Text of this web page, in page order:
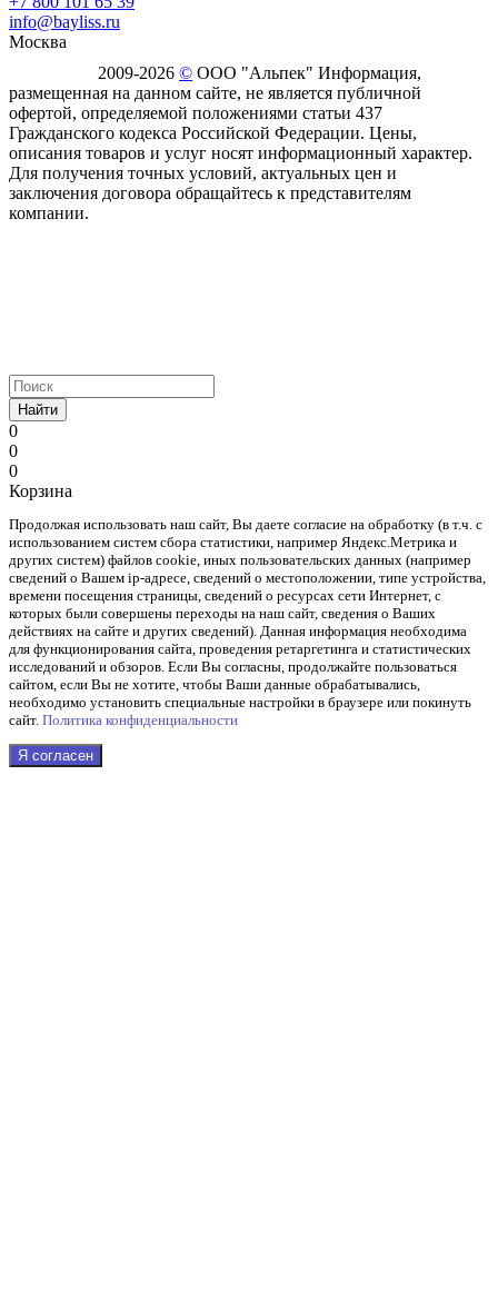
info@bayliss.ru
Москва
2009-2026 © ООО "Альпек" Информация,
размещенная на данном сайте, не является публичной
офертой, определяемой положениями статьи 437
Гражданского кодекса Российской Федерации. Цены,
описания товаров и услуг носят информационный характер.
Для получения точных условий, актуальных цен и
заключения договора обращайтесь к представителям
компании.
Найти
0
0
0
Корзина
Продолжая использовать наш cайт, Вы даете согласие на обработку (в т.ч. с
использованием систем сбора статистики, например Яндекс.Метрика и
других систем) файлов cookie, иных пользовательских данных (например
сведений о Вашем ip-адресе, сведений о местоположении, типе устройства,
времени посещения страницы, сведений о ресурсах сети Интернет, с
которых были совершены переходы на наш сайт, сведения о Ваших
действиях на сайте и других сведений). Данная информация необходима
для функционирования сайта, проведения ретаргетинга и статистических
исследований и обзоров. Если Вы согласны, продолжайте пользоваться
сайтом, если Вы не хотите, чтобы Ваши данные обрабатывались,
необходимо установить специальные настройки в браузере или покинуть
сайт. Политика конфиденциальности
Я согласен